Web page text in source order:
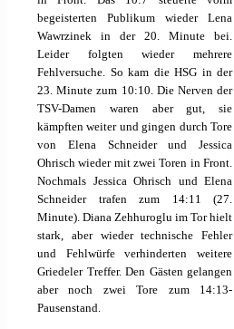
begeisterten Publikum wieder Lena
Wawrzinek in der 20. Minute bei.
Leider folgten wieder mehrere
Fehlversuche. So kam die HSG in der
23. Minute zum 10:10. Die Nerven der
TSV-Damen waren aber gut, sie
kämpften weiter und gingen durch Tore
von Elena Schneider und Jessica
Ohrisch wieder mit zwei Toren in Front.
Nochmals Jessica Ohrisch und Elena
Schneider trafen zum 14:11 (27.
Minute). Diana Zehhuroglu im Tor hielt
stark, aber wieder technische Fehler
und Fehlwürfe verhinderten weitere
Griedeler Treffer. Den Gästen gelangen
aber noch zwei Tore zum 14:13-
Pausenstand.